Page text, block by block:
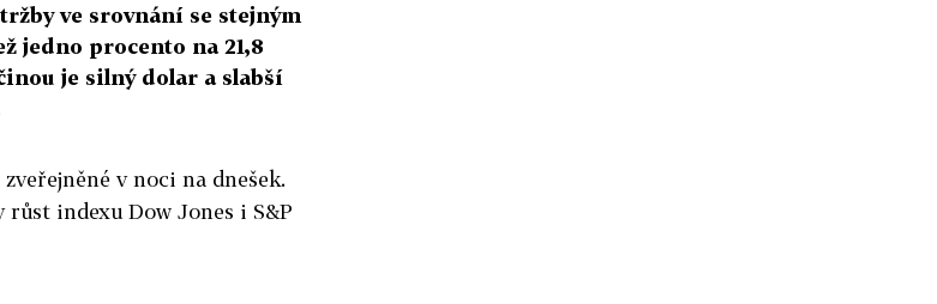
ve srovnání se stejným
jedno procento na 21,8
je silný dolar a slabší
v noci na dnešek.
indexu Dow Jones i S&P